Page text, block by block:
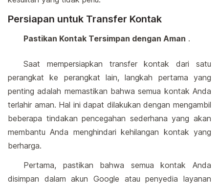
Persiapan untuk Transfer Kontak
Pastikan Kontak Tersimpan dengan Aman .
Saat mempersiapkan transfer kontak dari satu
perangkat ke perangkat lain, langkah pertama yang
penting adalah memastikan bahwa semua kontak Anda
terlahir aman. Hal ini dapat dilakukan dengan mengambil
beberapa tindakan pencegahan sederhana yang akan
membantu Anda menghindari kehilangan kontak yang
berharga.
Pertama, pastikan bahwa semua kontak Anda
disimpan dalam akun Google atau penyedia layanan